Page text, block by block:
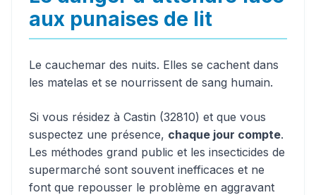
aux punaises de lit
Le cauchemar des nuits. Elles se cachent dans
les matelas et se nourrissent de sang humain.
Si vous résidez à Castin (32810) et que vous
suspectez une présence, chaque jour compte.
Les méthodes grand public et les insecticides de
supermarché sont souvent inefficaces et ne
font que repousser le problème en aggravant